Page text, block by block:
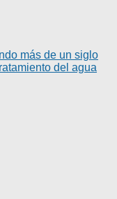
más de un siglo
del agua